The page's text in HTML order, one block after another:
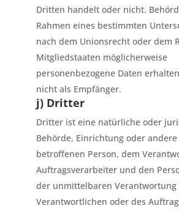
Dritten handelt oder nicht.
Rahmen eines bestimmten
nach dem Unionsrecht oder dem
Mitgliedstaaten möglicherweise
personenbezogene Daten
nicht als Empfänger.
j) Dritter
Dritter ist eine natürliche oder
Behörde, Einrichtung oder
betroffenen Person, dem
Auftragsverarbeiter und den
der unmittelbaren Verantwortung
Verantwortlichen oder des